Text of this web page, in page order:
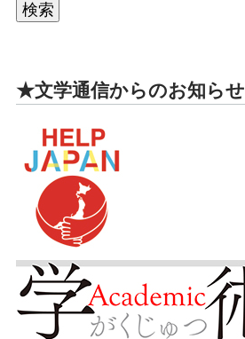
★文学通信からのお知らせ